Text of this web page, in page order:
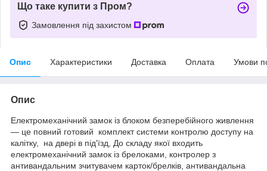
Що таке купити з Пром?
Замовлення під захистом
Опис Характеристики Доставка Оплата Умови
Опис
Електромеханічний замок із блоком безперебійного живлення
— це повний готовий комплект системи контролю доступу на
калітку, на двері в під'їзд, До складу якої входить
електромеханічний замок із брелоками, контролер з
антивандальним зчитувачем карток/брелків, антивандальна